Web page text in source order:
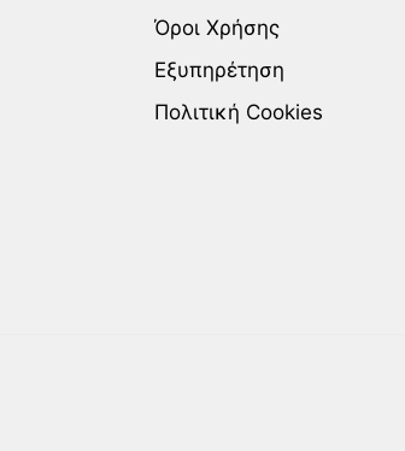
Όροι Χρήσης
Εξυπηρέτηση
Πολιτική Cookies